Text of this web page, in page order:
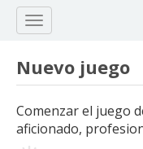
Nuevo juego
Comenzar el juego
aficionado,